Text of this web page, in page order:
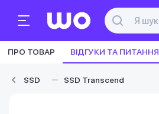
ПРО ТОВАР ВІДГУКИ ТА ПИТАННЯ
SSD SSD Transcend